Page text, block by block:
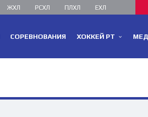
ЖХЛ РСХЛ ПЛХЛ ЕХЛ
СОРЕВНОВАНИЯ ХОККЕЙ РТ